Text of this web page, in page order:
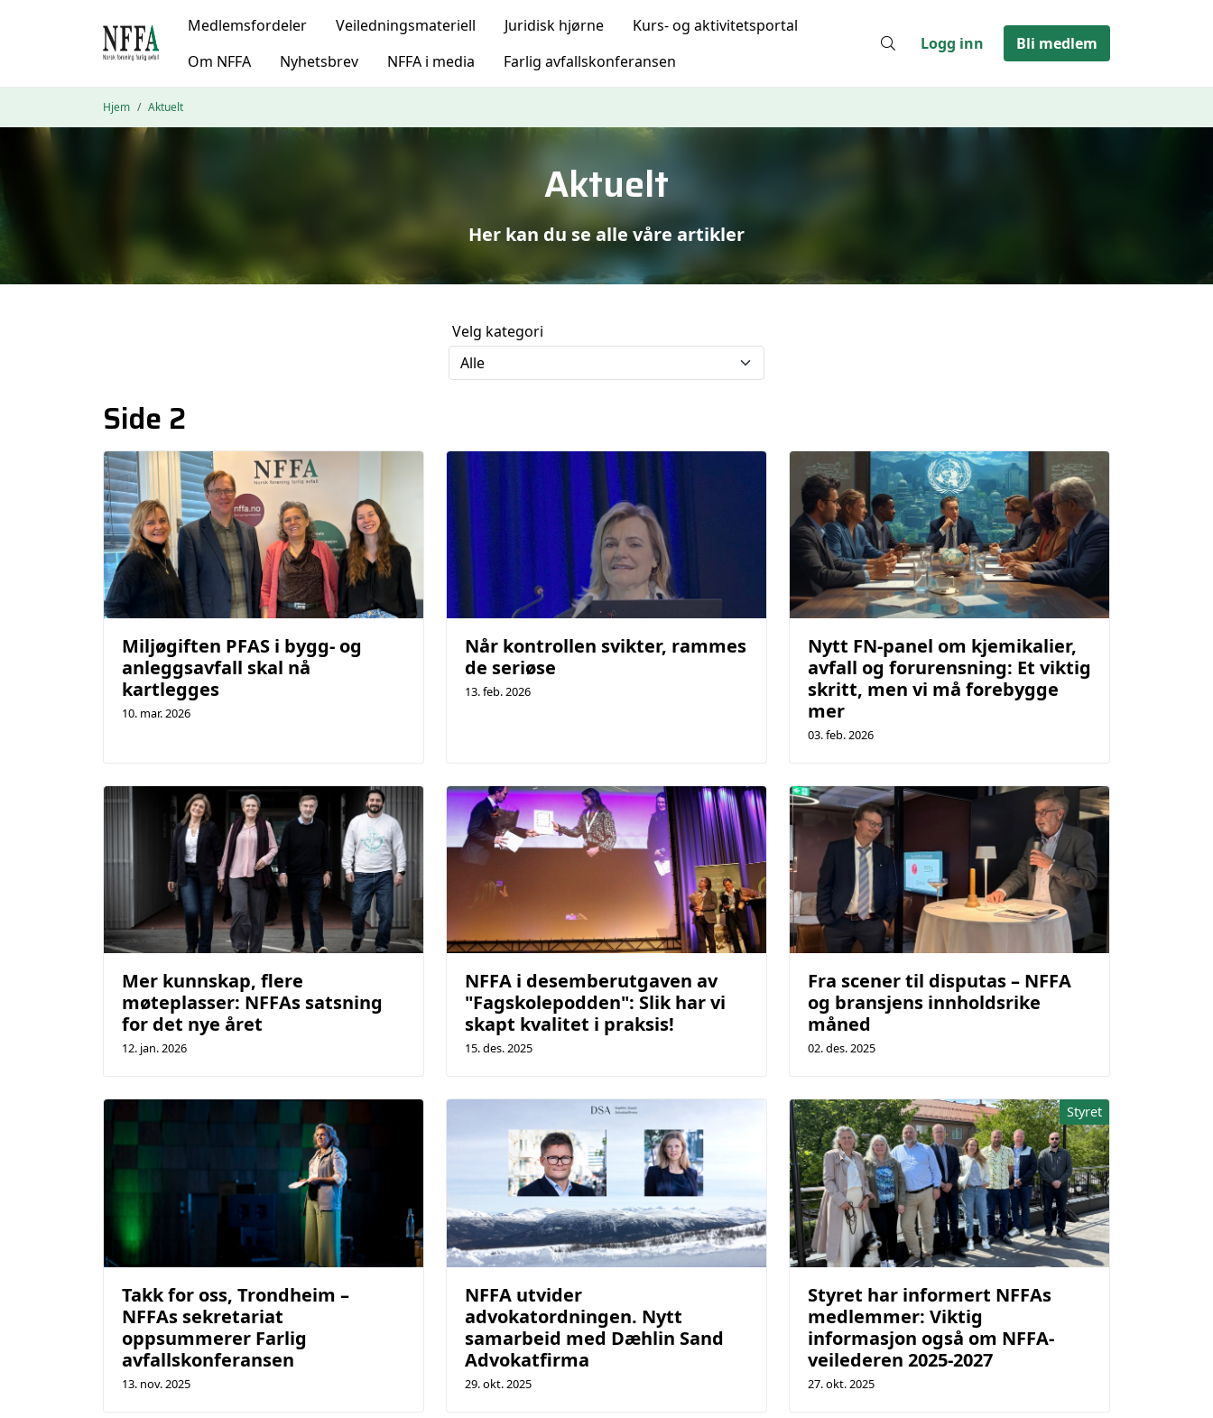
Medlemsfordeler Veiledningsmateriell Juridisk hjørne
Kurs- og aktivitetsportal
Om NFFA
Nyhetsbrev NFFA i media Farlig avfallskonferansen
Logg inn Bli medlem
Hjem Aktuelt
Aktuelt
Her kan du se alle våre artikler
Velg kategori
Side 2
Miljøgiften PFAS i bygg- og
anleggsavfall skal nå
kartlegges
10. mar. 2026
Når kontrollen svikter, rammes
de seriøse
13. feb. 2026
Nytt FN-panel om kjemikalier,
avfall og forurensning: Et viktig
skritt, men vi må forebygge
mer
03. feb. 2026
Mer kunnskap, flere
møteplasser: NFFAs satsning
for det nye året
12. jan. 2026
NFFA i desemberutgaven av
"Fagskolepodden": Slik har vi
skapt kvalitet i praksis!
15. des. 2025
Fra scener til disputas – NFFA
og bransjens innholdsrike
måned
02. des. 2025
Takk for oss, Trondheim –
NFFAs sekretariat
oppsummerer Farlig
avfallskonferansen
13. nov. 2025
NFFA utvider
advokatordningen. Nytt
samarbeid med Dæhlin Sand
Advokatfirma
29. okt. 2025
Styret
Styret har informert NFFAs
medlemmer: Viktig
informasjon også om NFFA-
veilederen 2025-2027
27. okt. 2025